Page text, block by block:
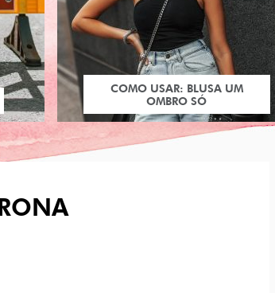
COMO USAR: BLUSA UM
OMBRO SÓ